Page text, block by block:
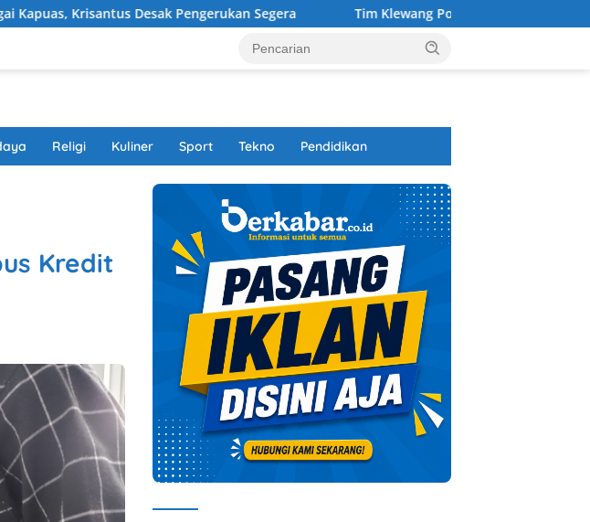
Desak Pengerukan Segera Tim Klewang Polresta Padang Tangkap Pelaku Jambret
Religi Kuliner Sport Tekno Pendidikan
Kredit